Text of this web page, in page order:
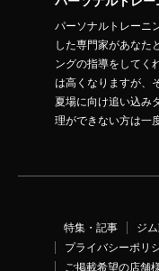
パーソナルトレーニ
した専門家があなた
ングの指導をしてく
は高くなりますが、
夏場に向け追い込み
理ができない方は一
特集・記事 ジ
プライバシーポリ
ご掲載希望の店舗